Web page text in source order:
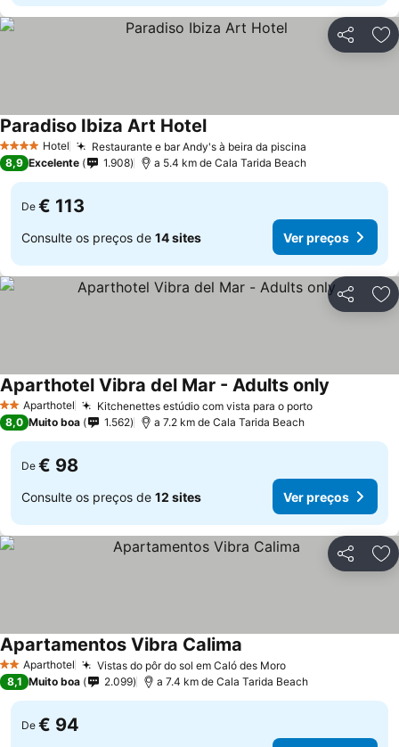
Partilhar
4 EstrelasHotel Restaurante e bar Andy's à beira da piscina
Paradiso Ibiza Art HotelVer preços
8,9 Excelente 1.908 a 5.4 km de Cala Tarida Beach
De € 113
Consulte os preços de 14 sites Ver preços
Partilhar
2 EstrelasAparthotel Kitchenettes estúdio com vista para o portoVer preços
Aparthotel Vibra del Mar - Adults only
8,0 Muito boa 1.562 a 7.2 km de Cala Tarida Beach
De € 98
Consulte os preços de 12 sites Ver preços
Partilhar
2 EstrelasAparthotel Vistas do pôr do sol em Caló des MoroVer preços
Apartamentos Vibra Calima
8,1 Muito boa 2.099 a 7.4 km de Cala Tarida Beach
De € 94